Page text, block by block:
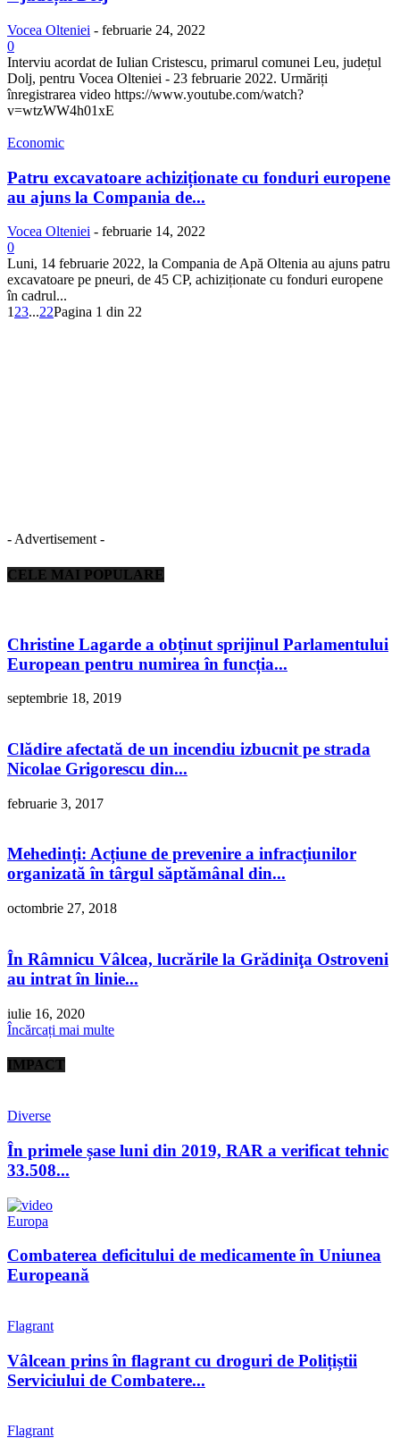
Vocea Olteniei - februarie 24, 2022
0
Interviu acordat de Iulian Cristescu, primarul comunei Leu, județul
Dolj, pentru Vocea Olteniei - 23 februarie 2022. Urmăriți
înregistrarea video https://www.youtube.com/watch?
v=wtzWW4h01xE
Economic
Patru excavatoare achiziționate cu fonduri europene
au ajuns la Compania de...
Vocea Olteniei - februarie 14, 2022
0
Luni, 14 februarie 2022, la Compania de Apă Oltenia au ajuns patru
excavatoare pe pneuri, de 45 CP, achiziționate cu fonduri europene
în cadrul...
1 23...22Pagina 1 din 22
- Advertisement -
CELE MAI POPULARE
Christine Lagarde a obținut sprijinul Parlamentului
European pentru numirea în funcția...
septembrie 18, 2019
Clădire afectată de un incendiu izbucnit pe strada
Nicolae Grigorescu din...
februarie 3, 2017
Mehedinți: Acțiune de prevenire a infracțiunilor
organizată în târgul săptămânal din...
octombrie 27, 2018
În Râmnicu Vâlcea, lucrările la Grădiniţa Ostroveni
au intrat în linie...
iulie 16, 2020
Încărcați mai multe
IMPACT
Diverse
În primele șase luni din 2019, RAR a verificat tehnic
33.508...
Europa
Combaterea deficitului de medicamente în Uniunea
Europeană
Flagrant
Vâlcean prins în flagrant cu droguri de Polițiștii
Serviciului de Combatere...
Flagrant